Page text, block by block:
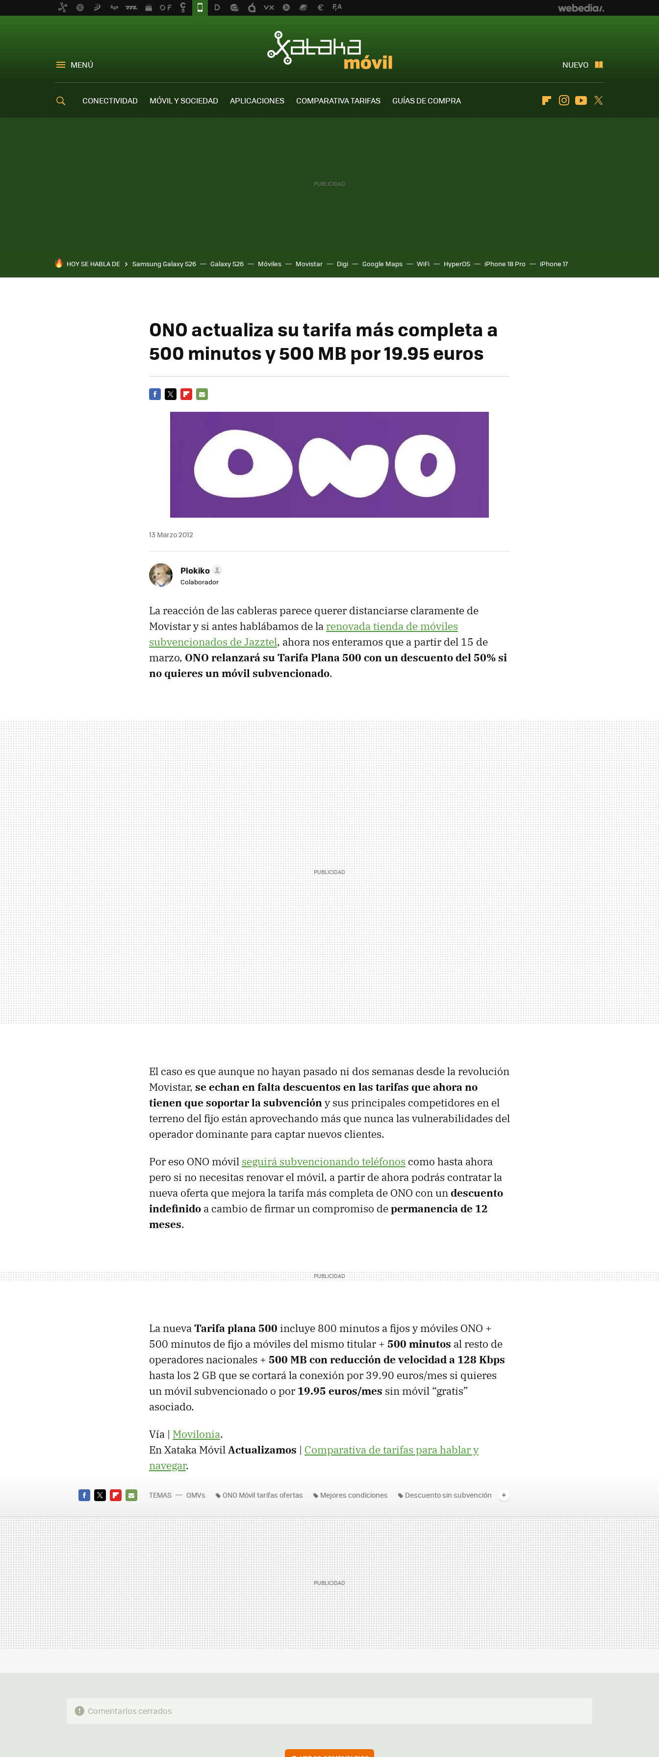
MENÚ NUEVO
CONECTIVIDAD MÓVIL Y SOCIEDAD APLICACIONES COMPARATIVA TARIFAS
GUÍAS DE COMPRA
FlipboardInstagramYoutube
HOY SE HABLA DE Samsung Galaxy S26 Galaxy S26 Móviles Movistar Digi Google Maps WiFi HyperOS iPhone 18 Pro iPhone 17
ONO actualiza su tarifa más completa a
500 minutos y 500 MB por 19.95 euros
13 Marzo 2012
Plokiko
Colaborador
La reacción de las cableras parece querer distanciarse claramente de
Movistar y si antes hablábamos de la renovada tienda de móviles
subvencionados de Jazztel, ahora nos enteramos que a partir del 15 de
marzo, ONO relanzará su Tarifa Plana 500 con un descuento del 50% si
no quieres un móvil subvencionado.
El caso es que aunque no hayan pasado ni dos semanas desde la revolución
Movistar, se echan en falta descuentos en las tarifas que ahora no
tienen que soportar la subvencióny sus principales competidores en el
terreno del fijo están aprovechando más que nunca las vulnerabilidades del
operador dominante para captar nuevos clientes.
Por eso ONO móvil seguirá subvencionando teléfonos como hasta ahora
pero si no necesitas renovar el móvil, a partir de ahora podrás contratar la
nueva oferta que mejora la tarifa más completa de ONO con undescuento
indefinido a cambio de firmar un compromiso depermanencia de 12
meses.
La nuevaTarifa plana 500 incluye 800 minutos a fijos y móviles ONO +
500 minutos de fijo a móviles del mismo titular + 500 minutos al resto de
operadores nacionales + 500 MB con reducción de velocidad a 128 Kbps
hasta los 2 GB que se cortará la conexión por 39.90 euros/mes si quieres
un móvil subvencionado o por 19.95 euros/mes sin móvil “gratis”
asociado.
Vía | Movilonia.
En Xataka MóvilActualizamos | Comparativa de tarifas para hablar y
navegar.
MAIL
TEMAS OMVs ONO Móvil tarifas ofertas Mejores condiciones
Descuento sin subvención
Comentarios cerrados